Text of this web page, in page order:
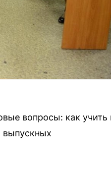
вопросы: как учить
выпускных